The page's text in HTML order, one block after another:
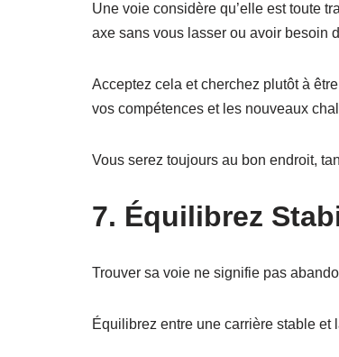
Une voie considère qu’elle est toute
axe sans vous lasser ou avoir besoin
Acceptez cela et cherchez plutôt à
vos compétences et les nouveaux
Vous serez toujours au bon endroit,
7. Équilibrez
Trouver sa voie ne signifie pas
Équilibrez entre une carrière stable et